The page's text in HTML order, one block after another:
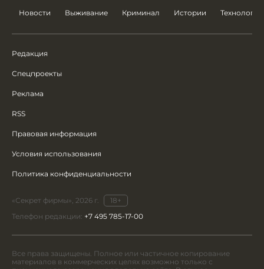
Новости Выживание Криминал Истории Технологии
Редакция
Спецпроекты
Реклама
RSS
Правовая информация
Условия использования
Политика конфиденциальности
«Секрет фирмы», 2026 г.
18+
Телефон редакции: +7 495 785-17-00
Все права защищены. Полное или частичное копирование
материалов в коммерческих целях возможно только с